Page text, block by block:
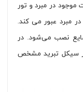
موجود در مبرد و تور
مبرد عبور می کند.
مایع نصب می‌شود. در
سیکل تبرید مشخص